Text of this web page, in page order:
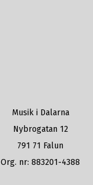
Musik i Dalarna
Nybrogatan 12
791 71 Falun
Org. nr: 883201-4388